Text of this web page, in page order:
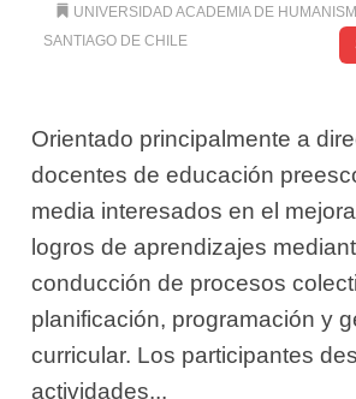
UNIVERSIDAD ACADEMIA DE
SANTIAGO DE CHILE
Orientado principalmente a
docentes de educación
media interesados en el
logros de aprendizajes
conducción de procesos
planificación, programación y
curricular. Los participantes
actividades...